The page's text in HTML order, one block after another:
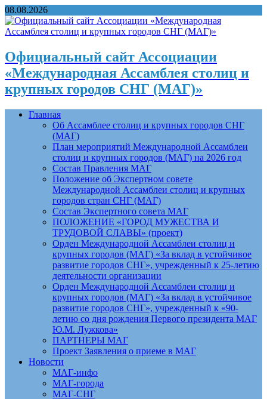
08.08.2026
Официальный сайт Ассоциации
«Международная Ассамблея столиц и
крупных городов СНГ (МАГ)»
Главная
Об Ассамблее столиц и крупных городов СНГ
(МАГ)
План мероприятий Международной Ассамблеи
столиц и крупных городов (МАГ) на 2026 год
Состав Правления МАГ
Положение об Экспертном совете
Международной Ассамблеи столиц и крупных
городов стран СНГ (МАГ)
Состав Экспертного совета МАГ
ПОЛОЖЕНИЕ «ГОРОД МУЖЕСТВА И
ТРУДОВОЙ СЛАВЫ» (проект)
Орден Международной Ассамблеи столиц и
крупных городов (МАГ) «За вклад в устойчивое
развитие городов СНГ», учрежденный к 25-летию
деятельности организации
Орден Международной Ассамблеи столиц и
крупных городов (МАГ) «За вклад в устойчивое
развитие городов СНГ», учрежденный к «90-
летию со дня рождения Первого президента МАГ
Ю.М. Лужкова»
ПАРТНЕРЫ МАГ
Проект Заявления о приеме в МАГ
Новости
МАГ-инфо
МАГ-города
МАГ-СНГ